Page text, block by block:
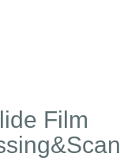
Film